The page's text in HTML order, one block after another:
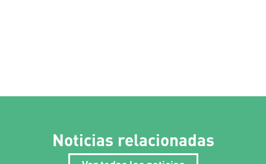
Noticias relacionadas